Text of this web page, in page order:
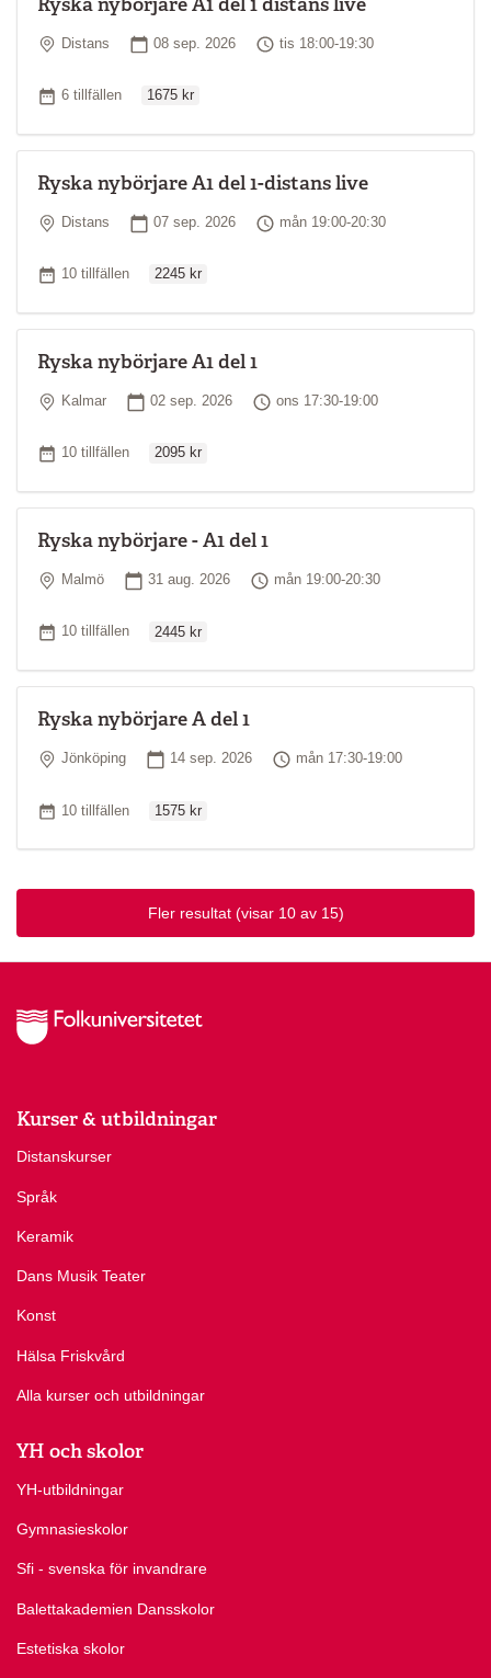
Plats
Distans Startdatum
08 sep. 2026 Tid
tis 18:00-19:30
Antal tillfällen
6 tillfällen 1675 kr
Ryska nybörjare A1 del 1-distans live
Plats
Distans Startdatum
07 sep. 2026 Tid
mån 19:00-20:30
Antal tillfällen
10 tillfällen 2245 kr
Ryska nybörjare A1 del 1
Plats
Kalmar Startdatum
02 sep. 2026 Tid
ons 17:30-19:00
Antal tillfällen
10 tillfällen 2095 kr
Ryska nybörjare - A1 del 1
Plats
Malmö Startdatum
31 aug. 2026 Tid
mån 19:00-20:30
Antal tillfällen
10 tillfällen 2445 kr
Ryska nybörjare A del 1
Plats
Jönköping Startdatum
14 sep. 2026 Tid
mån 17:30-19:00
Antal tillfällen
10 tillfällen 1575 kr
Fler resultat (visar 10 av 15)
Kurser & utbildningar
Distanskurser
Språk
Keramik
Dans Musik Teater
Konst
Hälsa Friskvård
Alla kurser och utbildningar
YH och skolor
YH-utbildningar
Gymnasieskolor
Sfi - svenska för invandrare
Balettakademien Dansskolor
Estetiska skolor